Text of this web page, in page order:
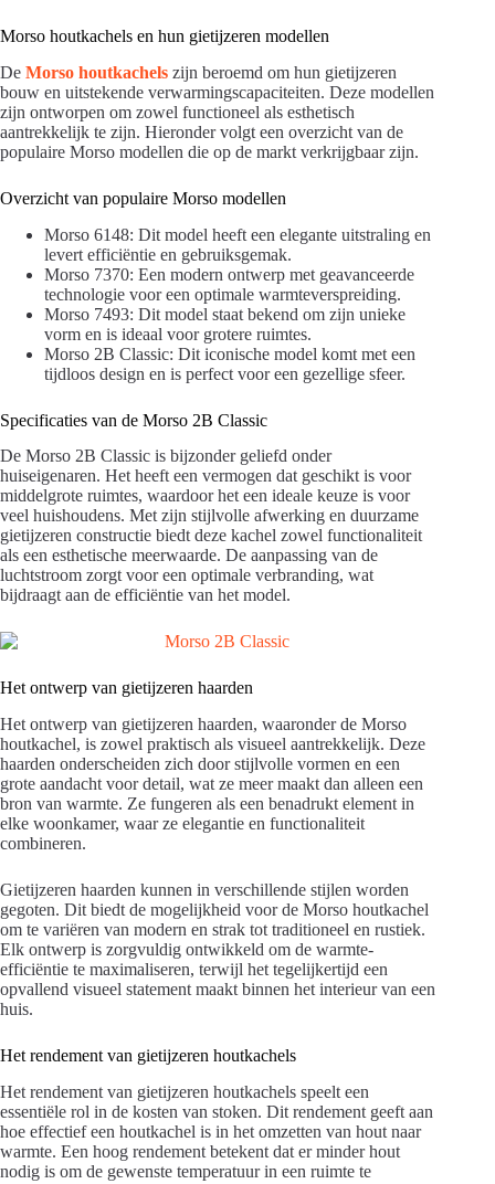
Morso houtkachels en hun gietijzeren modellen
De Morso houtkachels zijn beroemd om hun gietijzeren
bouw en uitstekende verwarmingscapaciteiten. Deze modellen
zijn ontworpen om zowel functioneel als esthetisch
aantrekkelijk te zijn. Hieronder volgt een overzicht van de
populaire Morso modellen die op de markt verkrijgbaar zijn.
Overzicht van populaire Morso modellen
Morso 6148: Dit model heeft een elegante uitstraling en
levert efficiëntie en gebruiksgemak.
Morso 7370: Een modern ontwerp met geavanceerde
technologie voor een optimale warmteverspreiding.
Morso 7493: Dit model staat bekend om zijn unieke
vorm en is ideaal voor grotere ruimtes.
Morso 2B Classic: Dit iconische model komt met een
tijdloos design en is perfect voor een gezellige sfeer.
Specificaties van de Morso 2B Classic
De Morso 2B Classic is bijzonder geliefd onder
huiseigenaren. Het heeft een vermogen dat geschikt is voor
middelgrote ruimtes, waardoor het een ideale keuze is voor
veel huishoudens. Met zijn stijlvolle afwerking en duurzame
gietijzeren constructie biedt deze kachel zowel functionaliteit
als een esthetische meerwaarde. De aanpassing van de
luchtstroom zorgt voor een optimale verbranding, wat
bijdraagt aan de efficiëntie van het model.
Het ontwerp van gietijzeren haarden
Het ontwerp van gietijzeren haarden, waaronder de Morso
houtkachel, is zowel praktisch als visueel aantrekkelijk. Deze
haarden onderscheiden zich door stijlvolle vormen en een
grote aandacht voor detail, wat ze meer maakt dan alleen een
bron van warmte. Ze fungeren als een benadrukt element in
elke woonkamer, waar ze elegantie en functionaliteit
combineren.
Gietijzeren haarden kunnen in verschillende stijlen worden
gegoten. Dit biedt de mogelijkheid voor de Morso houtkachel
om te variëren van modern en strak tot traditioneel en rustiek.
Elk ontwerp is zorgvuldig ontwikkeld om de warmte-
efficiëntie te maximaliseren, terwijl het tegelijkertijd een
opvallend visueel statement maakt binnen het interieur van een
huis.
Het rendement van gietijzeren houtkachels
Het rendement van gietijzeren houtkachels speelt een
essentiële rol in de kosten van stoken. Dit rendement geeft aan
hoe effectief een houtkachel is in het omzetten van hout naar
warmte. Een hoog rendement betekent dat er minder hout
nodig is om de gewenste temperatuur in een ruimte te